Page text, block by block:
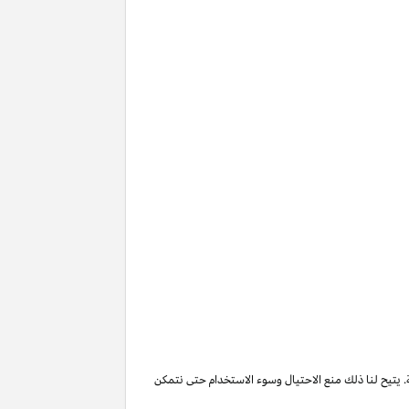
يتيح لنا ذلك منع الاحتيال وسوء الاستخدام حتى نتمكن